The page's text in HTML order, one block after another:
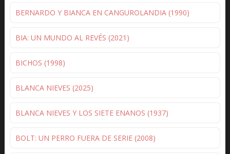
BERNARDO Y BIANCA EN CANGUROLANDIA (1990)
BIA: UN MUNDO AL REVÉS (2021)
BICHOS (1998)
BLANCA NIEVES (2025)
BLANCA NIEVES Y LOS SIETE ENANOS (1937)
BOLT: UN PERRO FUERA DE SERIE (2008)